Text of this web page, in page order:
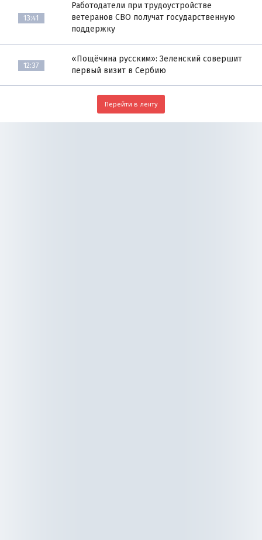
13:41
Работодатели при трудоустройстве
ветеранов СВО получат государственную
поддержку
12:37
«Пощёчина русским»: Зеленский совершит
первый визит в Сербию
Перейти в ленту